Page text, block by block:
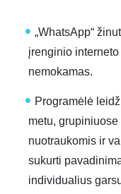
„WhatsApp“
įrenginio
nemokamas.
Programėlė
metu,
nuotraukomis ir
sukurti
individualius